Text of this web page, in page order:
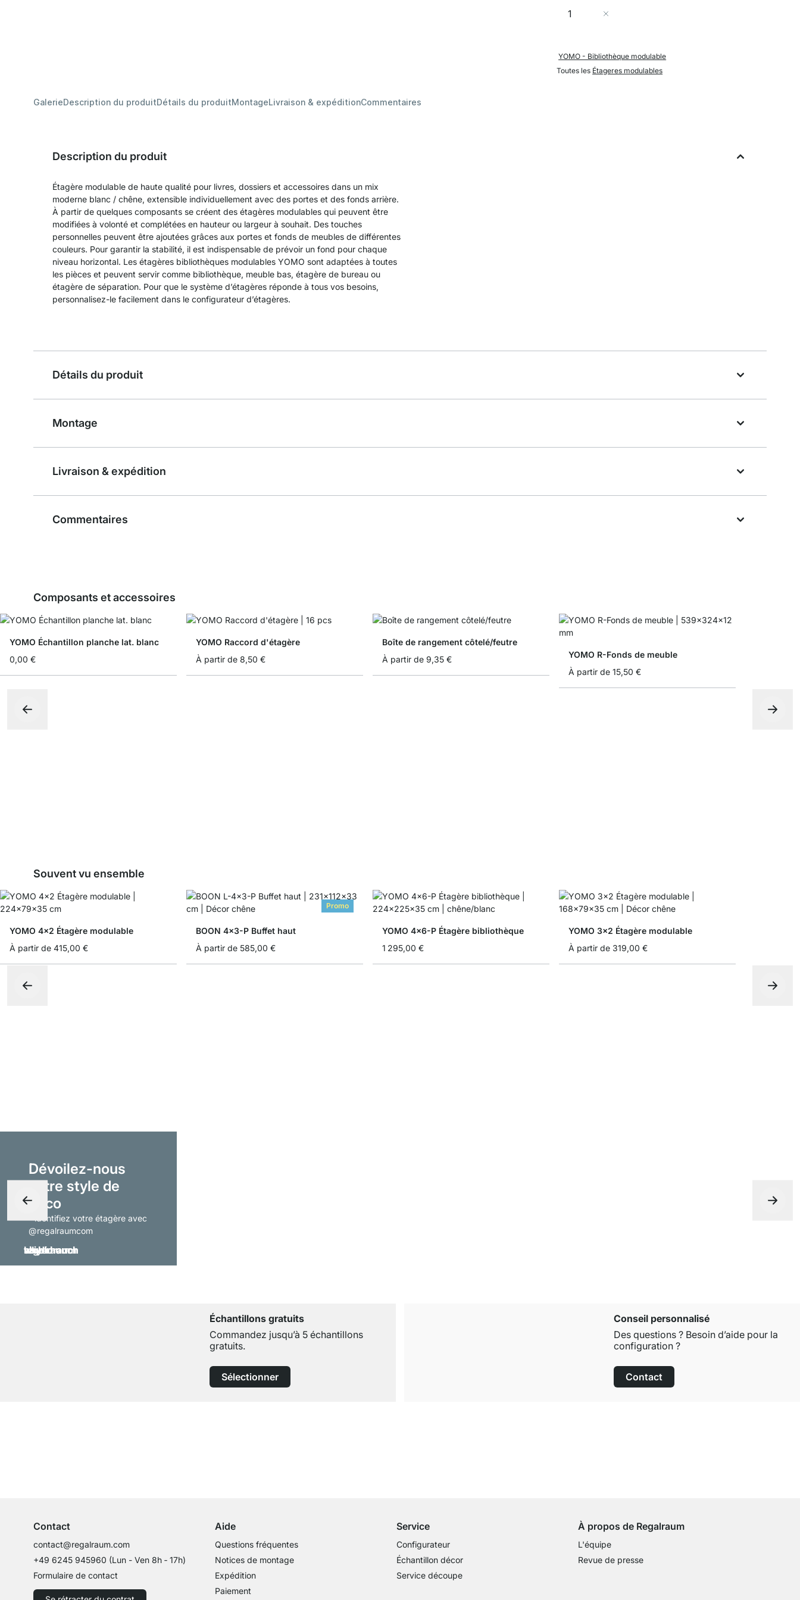
Quantité
YOMO - Bibliothèque modulable
Toutes les Étageres modulables
GalerieDescription du produitDétails du produitMontageLivraison & expéditionCommentaires
Description du produit
Étagère modulable de haute qualité pour livres, dossiers et accessoires dans un mix
moderne blanc / chêne, extensible individuellement avec des portes et des fonds arrière.
À partir de quelques composants se créent des étagères modulables qui peuvent être
modifiées à volonté et complétées en hauteur ou largeur à souhait. Des touches
personnelles peuvent être ajoutées grâces aux portes et fonds de meubles de différentes
couleurs. Pour garantir la stabilité, il est indispensable de prévoir un fond pour chaque
niveau horizontal. Les étagères bibliothèques modulables YOMO sont adaptées à toutes
les pièces et peuvent servir comme bibliothèque, meuble bas, étagère de bureau ou
étagère de séparation. Pour que le système d’étagères réponde à tous vos besoins,
personnalisez-le facilement dans le configurateur d’étagères.
Détails du produit
Montage
Livraison & expédition
Commentaires
Composants et accessoires
YOMO Échantillon planche lat. blanc
0,00 €
YOMO Raccord d'étagère
À partir de 8,50 €
Boîte de rangement côtelé/feutre
À partir de 9,35 €
YOMO R-Fonds de meuble
À partir de 15,50 €
Souvent vu ensemble
YOMO 4x2 Étagère modulable
À partir de 415,00 €
Promo
BOON 4x3-P Buffet haut
À partir de 585,00 €
YOMO 4x6-P Étagère bibliothèque
1 295,00 €
YOMO 3x2 Étagère modulable
À partir de 319,00 €
Dévoilez-nous
votre style de
déco
- identifiez votre étagère avec
@regalraumcom
Échantillons gratuits
Commandez jusqu’à 5 échantillons
gratuits.
Sélectionner
Conseil personnalisé
Des questions ? Besoin d’aide pour la
configuration ?
Contact
Contact
contact@regalraum.com
+49 6245 945960 (Lun - Ven 8h ‑ 17h)
Formulaire de contact
Aide
Questions fréquentes
Notices de montage
Expédition
Paiement
Service
Configurateur
Échantillon décor
Service découpe
À propos de Regalraum
L'équipe
Revue de presse